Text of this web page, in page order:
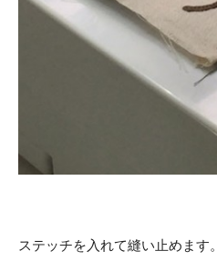
ステッチを入れて縫い止めます。